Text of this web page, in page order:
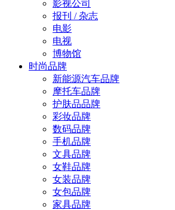
影视公司
报刊 / 杂志
电影
电视
博物馆
时尚品牌
新能源汽车品牌
摩托车品牌
护肤品品牌
彩妆品牌
数码品牌
手机品牌
文具品牌
女鞋品牌
女装品牌
女包品牌
家具品牌